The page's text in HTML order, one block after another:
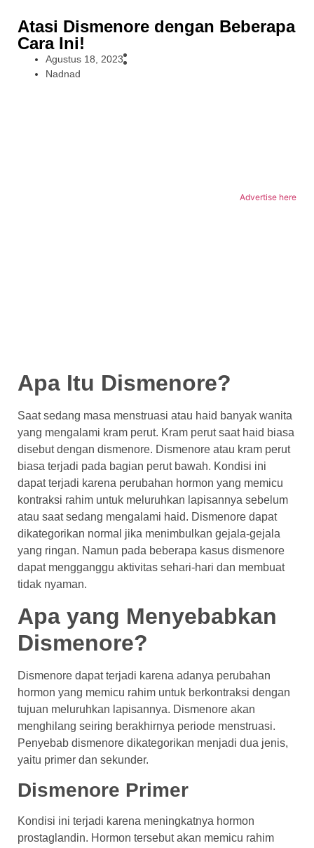
Atasi Dismenore dengan Beberapa
Cara Ini!
Agustus 18, 2023
Nadnad
Advertise here
Apa Itu Dismenore?
Saat sedang masa menstruasi atau haid banyak wanita
yang mengalami kram perut. Kram perut saat haid biasa
disebut dengan dismenore. Dismenore atau kram perut
biasa terjadi pada bagian perut bawah. Kondisi ini
dapat terjadi karena perubahan hormon yang memicu
kontraksi rahim untuk meluruhkan lapisannya sebelum
atau saat sedang mengalami haid. Dismenore dapat
dikategorikan normal jika menimbulkan gejala-gejala
yang ringan. Namun pada beberapa kasus dismenore
dapat mengganggu aktivitas sehari-hari dan membuat
tidak nyaman.
Apa yang Menyebabkan
Dismenore?
Dismenore dapat terjadi karena adanya perubahan
hormon yang memicu rahim untuk berkontraksi dengan
tujuan meluruhkan lapisannya. Dismenore akan
menghilang seiring berakhirnya periode menstruasi.
Penyebab dismenore dikategorikan menjadi dua jenis,
yaitu primer dan sekunder.
Dismenore Primer
Kondisi ini terjadi karena meningkatnya hormon
prostaglandin. Hormon tersebut akan memicu rahim